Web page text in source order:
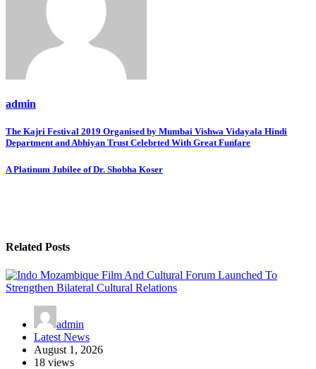
admin
Post
navigation
The Kajri Festival 2019 Organised by Mumbai Vishwa Vidayala Hindi
Department and Abhiyan Trust Celebrted With Great Funfare
A Platinum Jubilee of Dr. Shobha Koser
Related Posts
admin
Latest News
August 1, 2026
18 views